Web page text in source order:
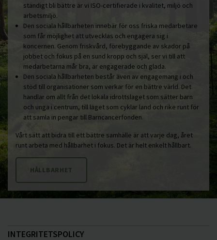
ständigt bli bättre är vi ISO-certifierade i kvalitet, miljö och
arbetsmiljö.
Den sociala hållbarheten innebär för oss friska medarbetare
som får möjlighet att utvecklas och engagera sig i
koncernen. Genom friskvård, förebyggande av skador på
jobbet och fokus på en sund kropp och själ, ser vi till att
medarbetarna mår bra, är engagerade och glada.
Den sociala hållbarheten består även av engagemang i och
stöd till organisationer som verkar för en bättre värld. Det
handlar om allt från det lokala idrottslaget som sätter barn
och unga i centrum, till laget som cyklar land och rike runt för
att samla in pengar till Barncancerfonden.
Vårt sätt att bidra till ett bättre samhälle är att varje dag, året
runt arbeta med hållbarhet i fokus. Det är helt enkelt hållbart.
HÅLLBARHET
INTEGRITETSPOLICY